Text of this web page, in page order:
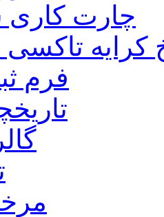
چارت کاری
تاکسی
فرم